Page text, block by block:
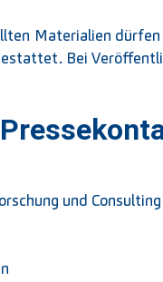
Materialien
Bei
und